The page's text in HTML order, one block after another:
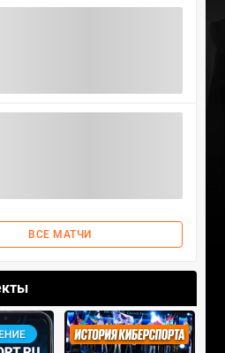
ВСЕ МАТЧИ